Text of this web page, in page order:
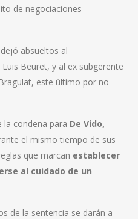
de negociaciones
absueltos al
Beuret, y al ex subgerente
este último por no
condena para De Vido,
el mismo tiempo de sus
que marcan establecer
al cuidado de un
de la sentencia se darán a